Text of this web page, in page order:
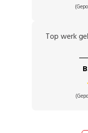
Top werk